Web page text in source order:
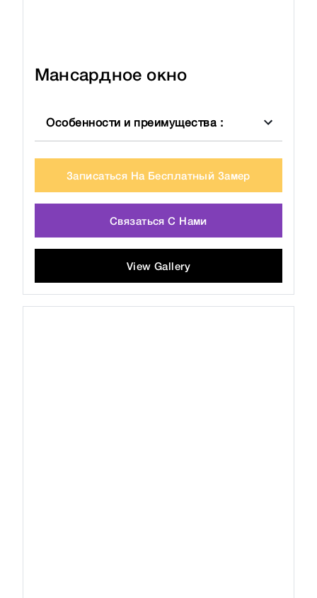
Мансардное окно
Особенности и преимущества :
Записаться На Бесплатный Замер
Связаться С Нами
View Gallery